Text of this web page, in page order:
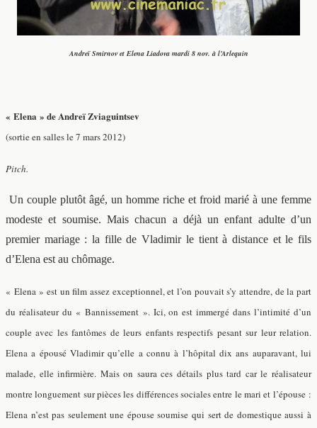
Andreï Smirnov et Elena Liadova mardi 8 nov. à l’Arlequin
« Elena » de Andreï Zviaguintsev
(sortie en salles le 7 mars 2012)
Pitch.
Un couple plutôt âgé, un homme riche et froid marié à une femme
modeste et soumise. Mais chacun a déjà un enfant adulte d’un
premier mariage : la fille de Vladimir le tient à distance et le fils
d’Elena est au chômage.
« Elena » est un film assez exceptionnel, et l’on pouvait s’y attendre, de la part
du réalisateur du « Bannissement ». Ici, on est immergé dans l’intimité d’un
couple avec les fantômes de leurs enfants respectifs pesant sur leur relation.
Elena a épousé Vladimir qu’elle a connu à l’hôpital dix ans auparavant, lui
malade, elle infirmière. Mais on saura ces détails plus tard car le réalisateur
montre longuement sur pièces les différences sociales entre le mari et l’épouse :
Elena n’est pas seulement une épouse soumise qui sert de domestique aussi à